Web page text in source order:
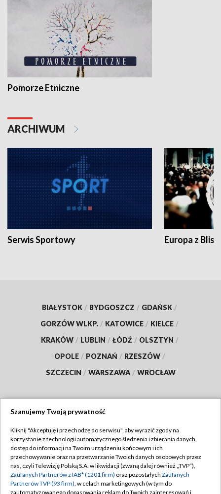
Pomorze Etniczne
ARCHIWUM
Serwis Sportowy Europa z
BIAŁYSTOK / BYDGOSZCZ / GDAŃSK /
GORZÓW WLKP. / KATOWICE / KIELCE /
KRAKÓW / LUBLIN / ŁÓDŹ / OLSZTYN /
OPOLE / POZNAŃ / RZESZÓW /
SZCZECIN / WARSZAWA / WROCŁAW
TVP
Abonament TVP
Emisja w TVP
Centrum informacji TVP
Regulamin TVP
Polityka prywatności
Moje zgody
Szanujemy Twoją prywatność
Kliknij "Akceptuję i przechodzę do serwisu", aby wyrazić zgody na
korzystanie z technologii automatycznego śledzenia i zbierania danych,
dostęp do informacji na Twoim urządzeniu końcowym i ich
przechowywanie oraz na przetwarzanie Twoich danych osobowych przez
nas, czyli Telewizję Polską S.A. w likwidacji (zwaną dalej również „TVP”),
Zaufanych Partnerów z IAB* (1201 firm) oraz pozostałych Zaufanych
Partnerów TVP (93 firm), w celach marketingowych (w tym do
zautomatyzowanego dopasowania reklam do Twoich zainteresowań i